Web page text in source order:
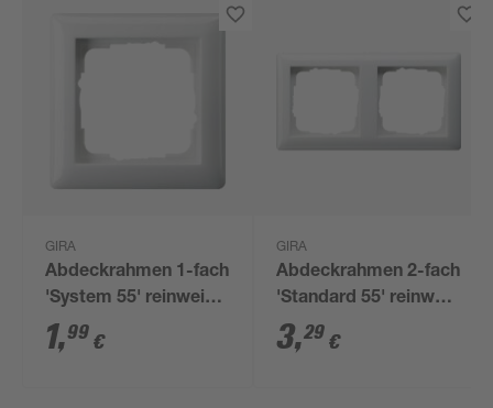
GIRA
Abdeckrahmen 1-fach
'System 55' reinweiß
glänzend
1,99 €
GIRA
Abdeckrahmen 2-fach
'Standard 55' reinweiß
glänzend
3,29 €